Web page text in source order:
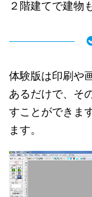
２階建てで建物
体験版は印刷や
あるだけで、そ
すことができま
ます。